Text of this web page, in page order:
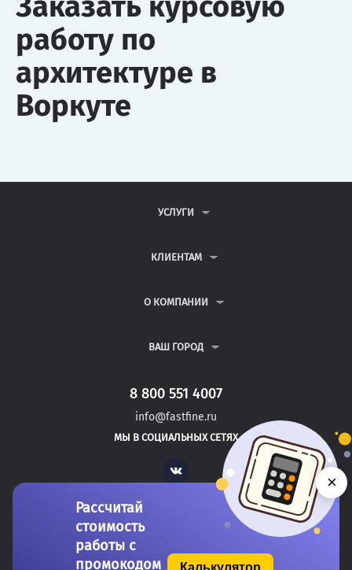
работу по
архитектуре в
Воркуте
УСЛУГИ
ДИПЛОМНЫЕ РАБОТЫ
РЕФЕРАТЫ
КЛИЕНТАМ
ВОПРОСЫ И ОТВЕТЫ
ПОЛИТИКА КОНФИДЕНЦИАЛЬНОСТИ
О КОМПАНИИ
КОНТАКТЫ
ВАШ ГОРОД
САНКТ-ПЕТЕРБУРГ
БАЛАКОВО
ЭНГЕЛЬС
8 800 551 4007
info@fastfine.ru
МЫ В СОЦИАЛЬНЫХ СЕТЯХ
Vk
Рассчитай
стоимость
работы с
промокодом
Калькулятор
×